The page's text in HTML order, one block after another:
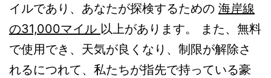
イルであり、あなたが探検するための 海岸線
の31,000マイル 以上があります。 また、無料
で使用でき、天気が良くなり、制限が解除さ
れるにつれて、私たちが指先で持っている豪